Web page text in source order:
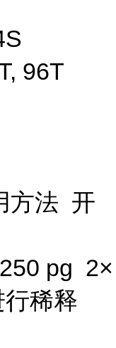
96T
方法 开
pg 2×
稀释